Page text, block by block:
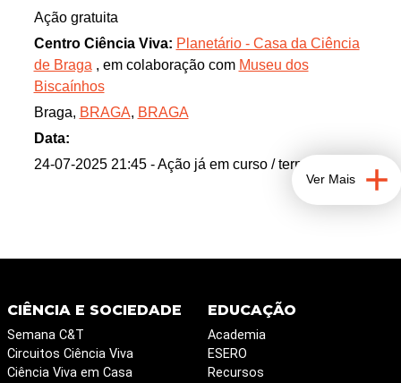
planetas e outros objetos celestes que estejam
visíveis no céu. Serão disponibilizados binóculos e
outros instrumentos.
Ação gratuita
Centro Ciência Viva: Planetário - Casa da Ciência
de Braga , em colaboração com Museu dos
Biscaínhos
Braga, BRAGA, BRAGA
Data:
24-07-2025 21:45 - Ação já em curso / terminada
Ver Mais
CIÊNCIA E SOCIEDADE
Semana C&T
Circuitos Ciência Viva
Ciência Viva em Casa
EDUCAÇÃO
Academia
ESERO
Recursos